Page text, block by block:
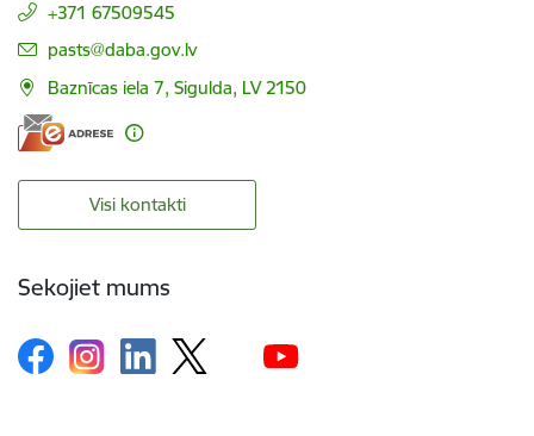
+371 67509545
E-pasts:
pasts@daba.gov.lv
Baznīcas iela 7, Sigulda, LV 2150
Visi kontakti
Sekojiet mums